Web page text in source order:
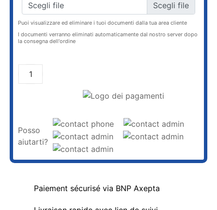
Scegli file
Puoi visualizzare ed eliminare i tuoi documenti dalla tua area cliente
I documenti verranno eliminati automaticamente dal nostro server dopo
la consegna dell'ordine
Posso
aiutarti?
Paiement sécurisé via BNP Axepta